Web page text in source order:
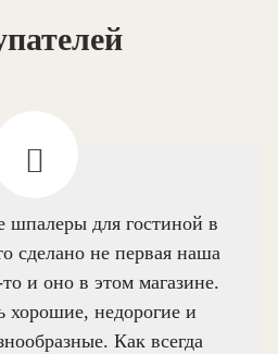
для гостиной в
сделано не первая наша
и оно в этом магазине.
хорошие, недорогие и
Как всегда